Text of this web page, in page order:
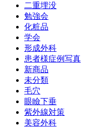
二重埋没
勉強会
化粧品
学会
形成外科
患者様症例写真
新商品
未分類
毛穴
眼瞼下垂
紫外線対策
美容外科